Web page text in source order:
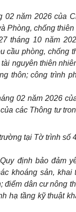
02 năm 2026 của
Phòng, chống thiên
tháng 10 năm
cầu phòng, chống
nguyên thiên
thôn; công trình
02 năm 2026
các Thông tư
tại Tờ trình số
định bảo đảm
khoáng sản, khai
dân cư nông
hạ tầng kỹ thuật